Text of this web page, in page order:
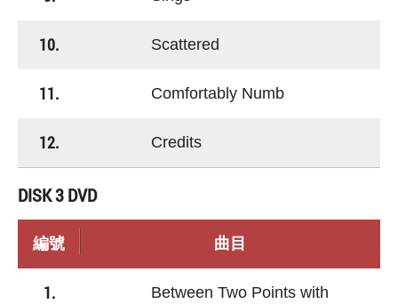
10. Scattered
11. Comfortably Numb
12. Credits
DISK 3 DVD
編號 曲目
1.
Between Two Points with